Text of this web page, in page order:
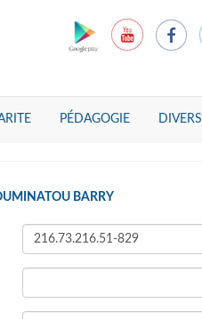
PÉDAGOGIE DIVERS
BARRY